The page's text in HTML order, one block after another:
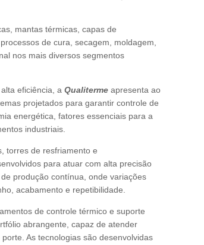
mantas térmicas, capas de
de cura, secagem, moldagem,
nos mais diversos segmentos
eficiência, a Qualiterme apresenta ao
projetados para garantir controle de
energética, fatores essenciais para a
industriais.
torres de resfriamento e
para atuar com alta precisão
produção contínua, onde variações
acabamento e repetibilidade.
de controle térmico e suporte
abrangente, capaz de atender
As tecnologias são desenvolvidas